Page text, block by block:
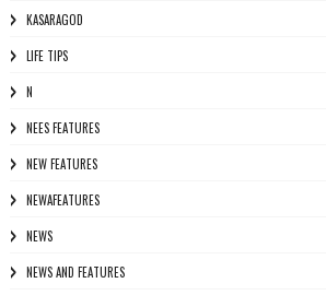
KASARAGOD
LIFE TIPS
N
NEES FEATURES
NEW FEATURES
NEWAFEATURES
NEWS
NEWS AND FEATURES